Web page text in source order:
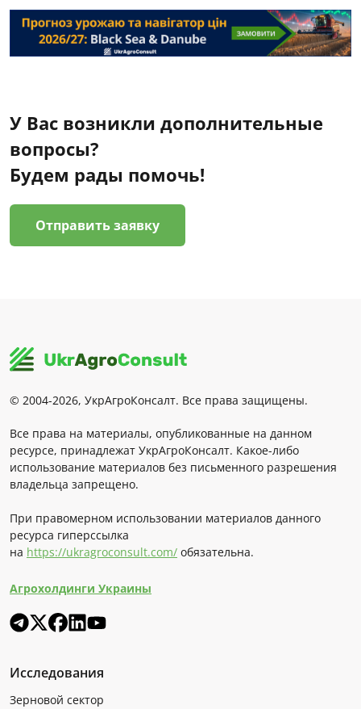
У Вас возникли дополнительные
вопросы?
Будем рады помочь!
Отправить заявку
© 2004-2026, УкрАгроКонсалт. Все права защищены.
Все права на материалы, опубликованные на данном
ресурсе, принадлежат УкрАгроКонсалт. Какое-либо
использование материалов без письменного разрешения
владельца запрещено.
При правомерном использовании материалов данного
ресурса гиперссылка
на https://ukragroconsult.com/ обязательна.
Агрохолдинги Украины
Исследования
Зерновой сектор